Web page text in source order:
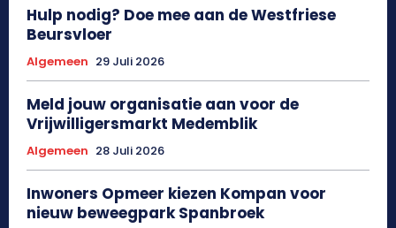
Hulp nodig? Doe mee aan de Westfriese
Beursvloer
Algemeen 29 Juli 2026
Meld jouw organisatie aan voor de
Vrijwilligersmarkt Medemblik
Algemeen 28 Juli 2026
Inwoners Opmeer kiezen Kompan voor
nieuw beweegpark Spanbroek